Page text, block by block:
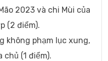
2023 và chi Mùi của
(2 điểm).
không phạm lục xung,
chủ (1 điểm).